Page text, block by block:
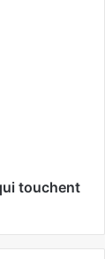
touchent